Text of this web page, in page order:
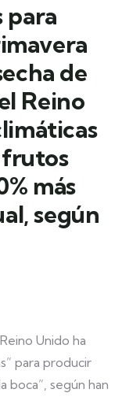
para
de
Reino
frutos
más
según
Unido ha
para producir
boca”, según han